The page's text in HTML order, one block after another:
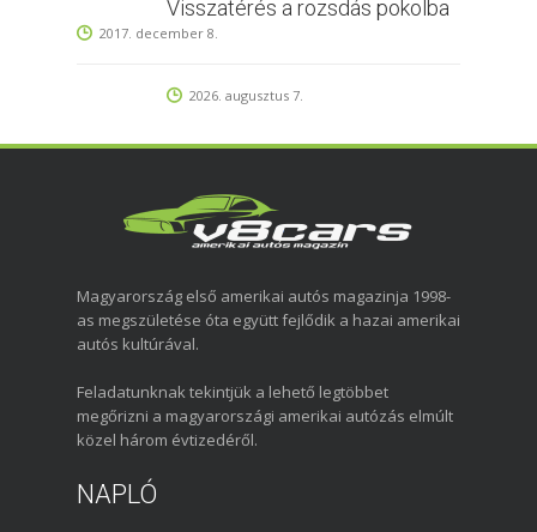
Visszatérés a rozsdás pokolba
2017. december 8.
2026. augusztus 7.
Magyarország első amerikai autós magazinja 1998-
as megszületése óta együtt fejlődik a hazai amerikai
autós kultúrával.
Feladatunknak tekintjük a lehető legtöbbet
megőrizni a magyarországi amerikai autózás elmúlt
közel három évtizedéről.
NAPLÓ